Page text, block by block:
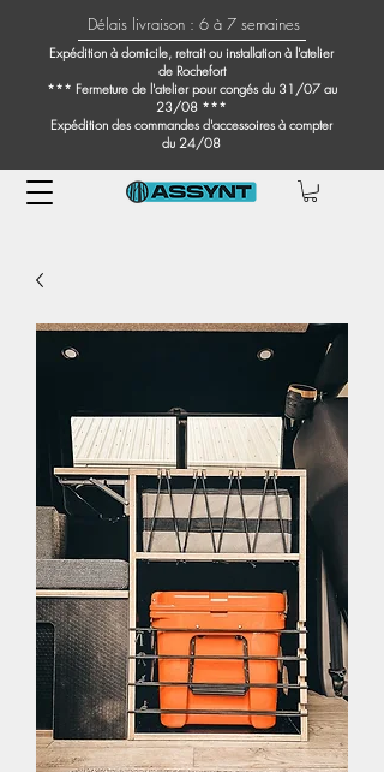
Délais livraison : 6 à 7 semaines
Expédition à domicile, retrait ou installation à l'atelier
de Rochefort
*** Fermeture de l'atelier pour congés du 31/07 au
23/08 ***
Expédition des commandes d'accessoires à compter
du 24/08